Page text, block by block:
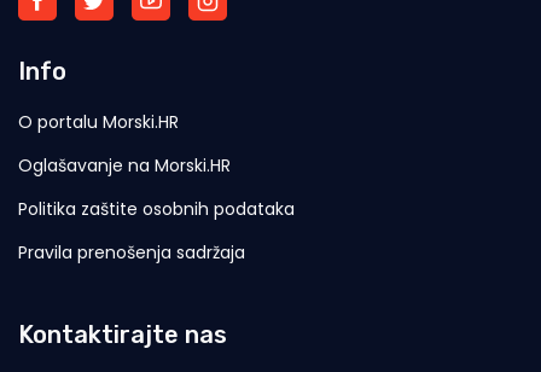
Info
O portalu Morski.HR
Oglašavanje na Morski.HR
Politika zaštite osobnih podataka
Pravila prenošenja sadržaja
Kontaktirajte nas